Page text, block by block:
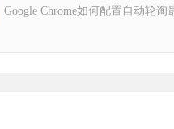
Google Chrome如何配置自动轮询